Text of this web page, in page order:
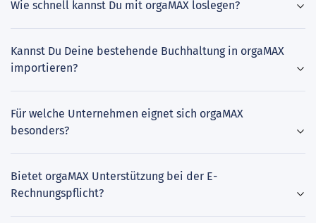
Wie schnell kannst Du mit orgaMAX loslegen?
Kannst Du Deine bestehende Buchhaltung in orgaMAX
importieren?
Für welche Unternehmen eignet sich orgaMAX
besonders?
Bietet orgaMAX Unterstützung bei der E-
Rechnungspflicht?